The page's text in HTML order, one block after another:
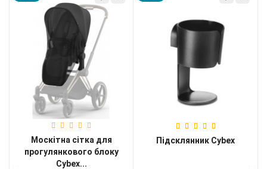
Москітна сітка для
прогулянкового блоку
Cybex...
Підсклянник Cybex